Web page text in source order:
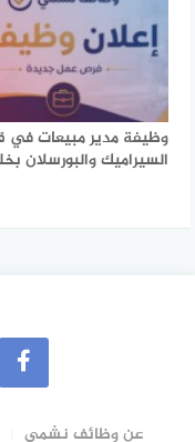
وظيفة مدير مبيعات في
السيراميك والبورسلان
عن وظائف نشمي